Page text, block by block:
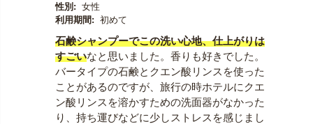
性別: 女性
利用期間: 初めて
石鹸シャンプーでこの洗い心地、仕上がりは
すごいなと思いました。香りも好きでした。
バータイプの石鹸とクエン酸リンスを使った
ことがあるのですが、旅行の時ホテルにクエ
ン酸リンスを溶かすための洗面器がなかった
り、持ち運びなどに少しストレスを感じまし